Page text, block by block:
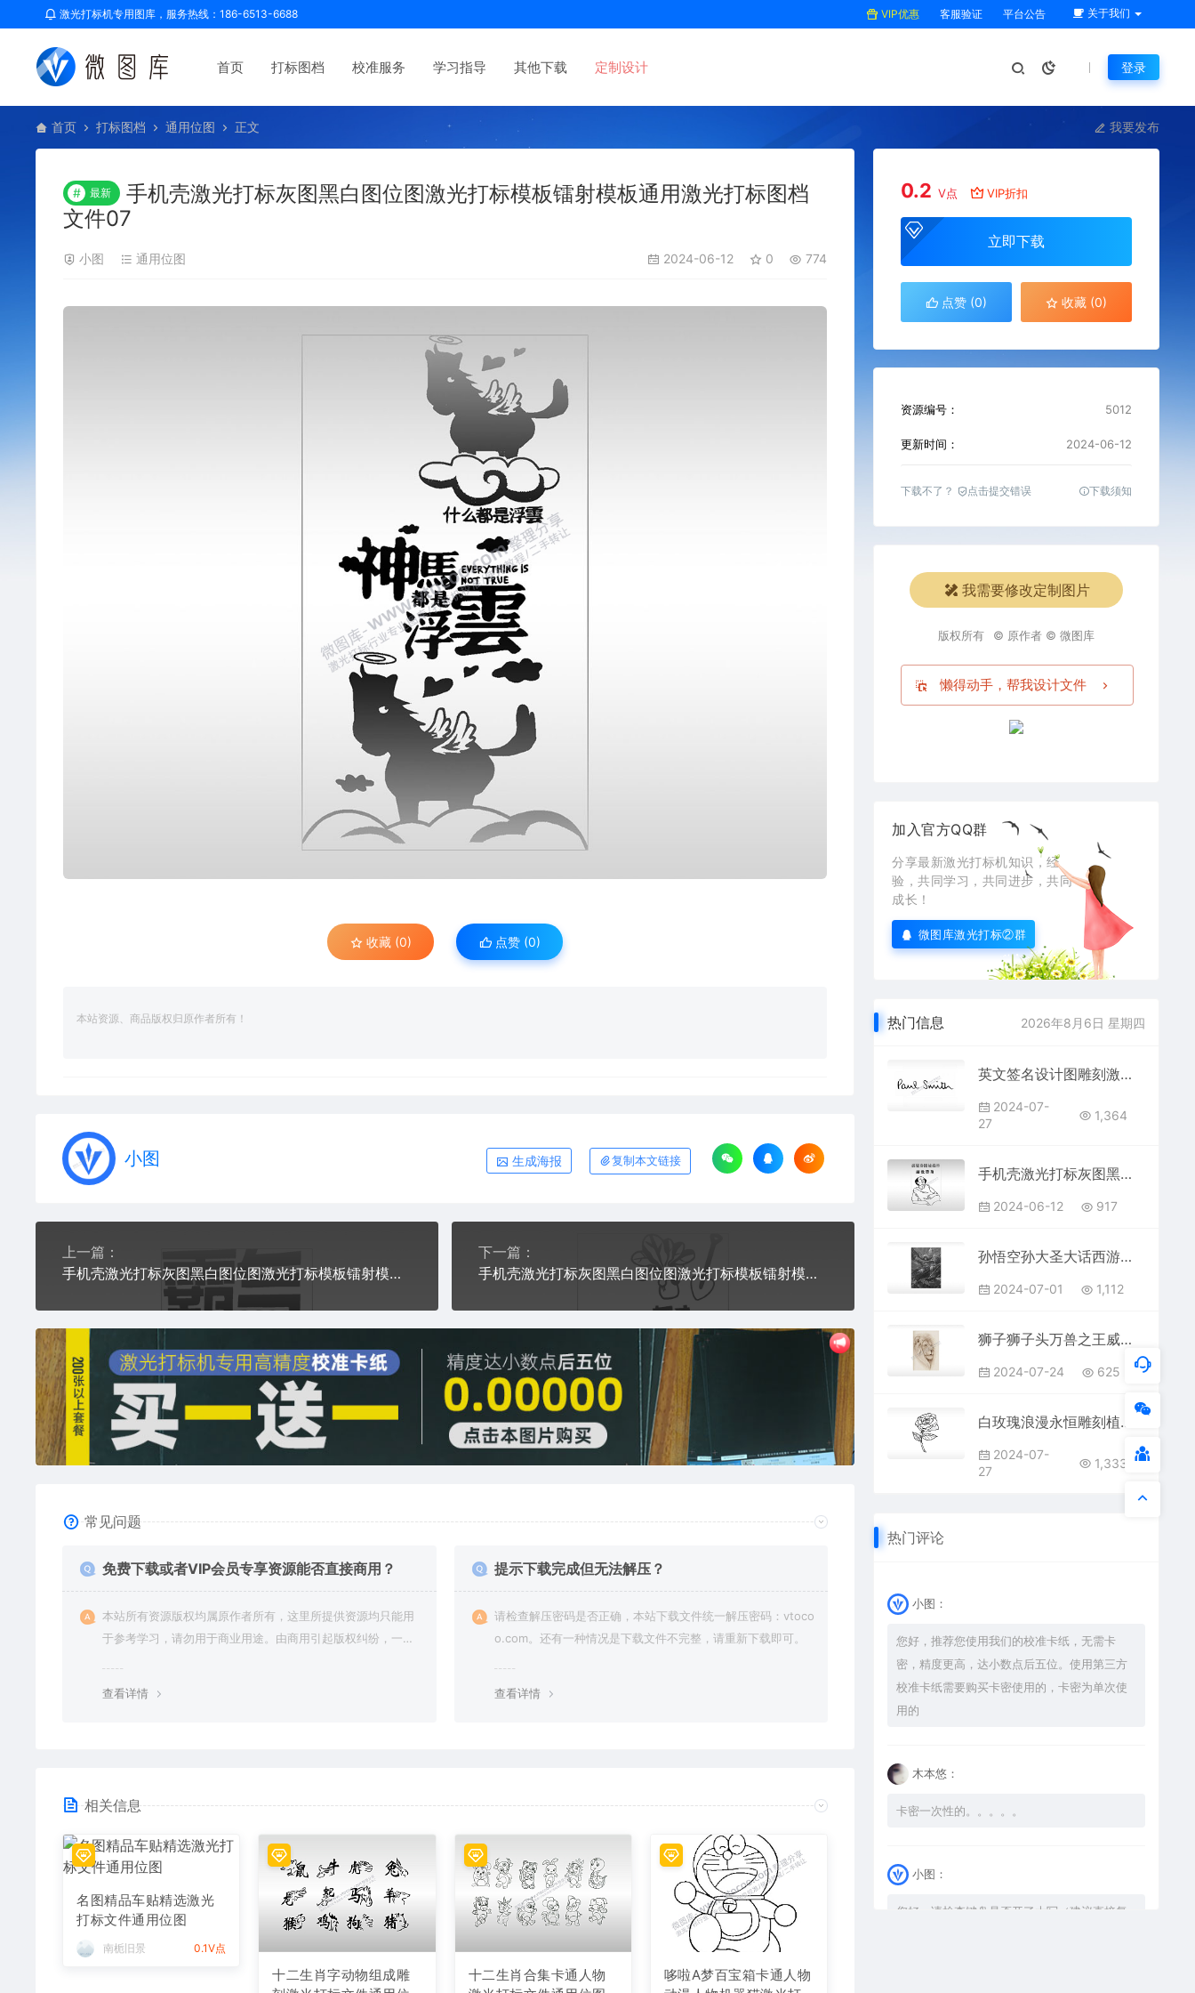
激光打标机专用图库，服务热线：186-6513-6688 VIP优惠 客服验证 平台公告 关于我们
首页 打标图档 校准服务 学习指导 其他下载 定制设计 登录
首页 打标图档 通用位图 正文 我要发布
# 最新
手机壳激光打标灰图黑白图位图激光打标模板镭射模板通用激光打标图档
文件07
小图 通用位图 2024-06-12 0 774
收藏 (0) 点赞 (0)
本站资源、商品版权归原作者所有！
小图 生成海报 复制本文链接
上一篇：
手机壳激光打标灰图黑白图位图激光打标模板镭射模板通用激光打标图档文件06
下一篇：
手机壳激光打标灰图黑白图位图激光打标模板镭射模板通用激光打标图档文件08
常见问题
免费下载或者VIP会员专享资源能否直接商用？
本站所有资源版权均属原作者所有，这里所提供资源均只能用
于参考学习，请勿用于商业用途。由商用引起版权纠纷，一切
查看详情
提示下载完成但无法解压？
请检查解压密码是否正确，本站下载文件统一解压密码：vtoco
o.com。还有一种情况是下载文件不完整，请重新下载即可。
查看详情
相关信息
名图精品车贴精选激光
打标文件通用位图
南栀旧景 0.1V点
十二生肖字动物组成雕
十二生肖合集卡通人物
哆啦A梦百宝箱卡通人物
0.2 V点 VIP折扣
立即下载
点赞 (0) 收藏 (0)
资源编号： 5012
更新时间： 2024-06-12
下载不了？ 点击提交错误 下载须知
我需要修改定制图片
版权所有 © 原作者 © 微图库
懒得动手，帮我设计文件
加入官方QQ群
分享最新激光打标机知识，经
验，共同学习，共同进步，共同
成长！
微图库激光打标②群
热门信息 2026年8月6日 星期四
英文签名设计图雕刻激光打标文件通用位图
2024-07-
27
1,364
手机壳激光打标灰图黑白图位图激光打标模板镭射模板通用激光打标图档文件04
2024-06-12 917
孙悟空孙大圣大话西游天兵天将托塔天王哪吒通用位图激光打标文档
2024-07-01 1,112
狮子狮子头万兽之王威严通用位图激光打标文件
2024-07-24 625
白玫瑰浪漫永恒雕刻植物激光打标文件通用位图
2024-07-
27
1,333
热门评论
小图：
您好，推荐您使用我们的校准卡纸，无需卡
密，精度更高，达小数点后五位。使用第三方
校准卡纸需要购买卡密使用的，卡密为单次使
用的
木本悠：
卡密一次性的。。。。。
小图：
您好，请检查键盘是否开了大写（建议直接复